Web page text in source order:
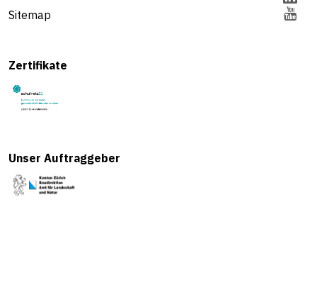
Sitemap
Zertifikate
Unser Auftraggeber